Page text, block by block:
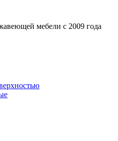
мебели с 2009 года